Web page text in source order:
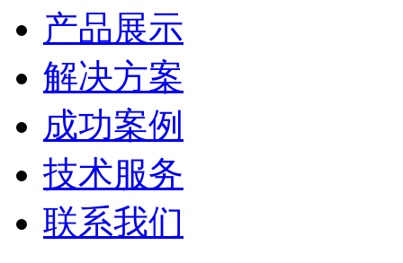
产品展示
解决方案
成功案例
技术服务
联系我们